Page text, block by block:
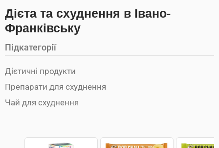
Дієта та схуднення в Івано-
Франківську
Підкатегорії
Дієтичні продукти
Препарати для схуднення
Чай для схуднення